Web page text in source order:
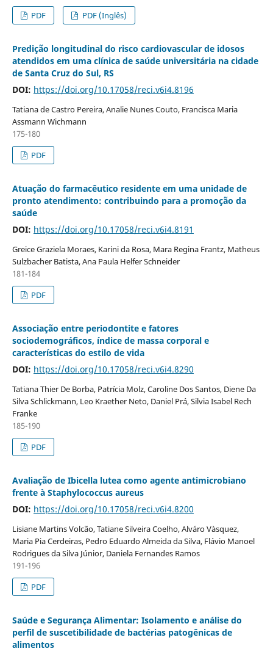
PDF
PDF (Inglês)
Predição longitudinal do risco cardiovascular de idosos
atendidos em uma clínica de saúde universitária na cidade
de Santa Cruz do Sul, RS
DOI: https://doi.org/10.17058/reci.v6i4.8196
Tatiana de Castro Pereira, Analie Nunes Couto, Francisca Maria
Assmann Wichmann
175-180
PDF
Atuação do farmacêutico residente em uma unidade de
pronto atendimento: contribuindo para a promoção da
saúde
DOI: https://doi.org/10.17058/reci.v6i4.8191
Greice Graziela Moraes, Karini da Rosa, Mara Regina Frantz, Matheus
Sulzbacher Batista, Ana Paula Helfer Schneider
181-184
PDF
Associação entre periodontite e fatores
sociodemográficos, índice de massa corporal e
características do estilo de vida
DOI: https://doi.org/10.17058/reci.v6i4.8290
Tatiana Thier De Borba, Patrícia Molz, Caroline Dos Santos, Diene Da
Silva Schlickmann, Leo Kraether Neto, Daniel Prá, Silvia Isabel Rech
Franke
185-190
PDF
Avaliação de Ibicella lutea como agente antimicrobiano
frente à Staphylococcus aureus
DOI: https://doi.org/10.17058/reci.v6i4.8200
Lisiane Martins Volcão, Tatiane Silveira Coelho, Alváro Vàsquez,
Maria Pia Cerdeiras, Pedro Eduardo Almeida da Silva, Flávio Manoel
Rodrigues da Silva Júnior, Daniela Fernandes Ramos
191-196
PDF
Saúde e Segurança Alimentar: Isolamento e análise do
perfil de suscetibilidade de bactérias patogênicas de
alimentos